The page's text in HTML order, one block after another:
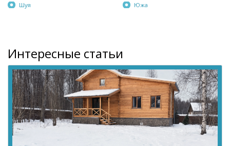
Шуя
Южа
Интересные статьи